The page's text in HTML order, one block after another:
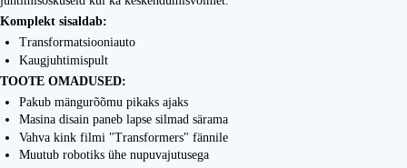
Komplekt sisaldab:
Transformatsiooniauto
Kaugjuhtimispult
TOOTE OMADUSED:
Pakub mängurõõmu pikaks ajaks
Masina disain paneb lapse silmad särama
Vahva kink filmi "Transformers" fännile
Muutub robotiks ühe nupuvajutusega